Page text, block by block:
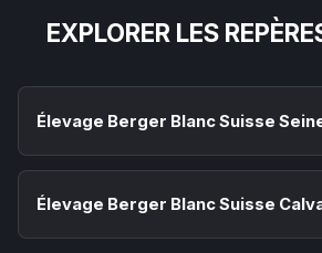
EXPLORER LES
Élevage Berger Blanc Suisse
Élevage Berger Blanc Suisse